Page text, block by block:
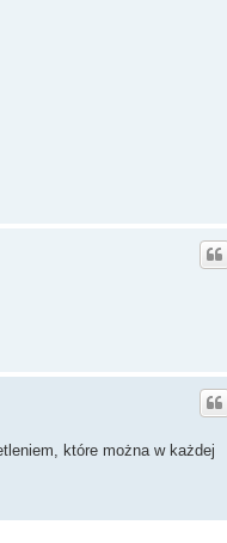
które można w każdej